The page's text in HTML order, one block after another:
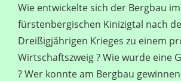
Wie entwickelte sich der Bergbau im
fürstenbergischen Kinizigtal nach
Dreißigjährigen Krieges zu einem
Wirtschaftszweig ? Wie wurde eine
? Wer konnte am Bergbau